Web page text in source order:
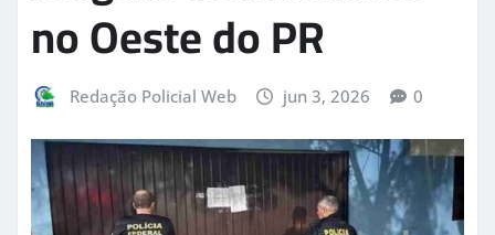
no Oeste do PR
Redação Policial Web jun 3, 2026 0